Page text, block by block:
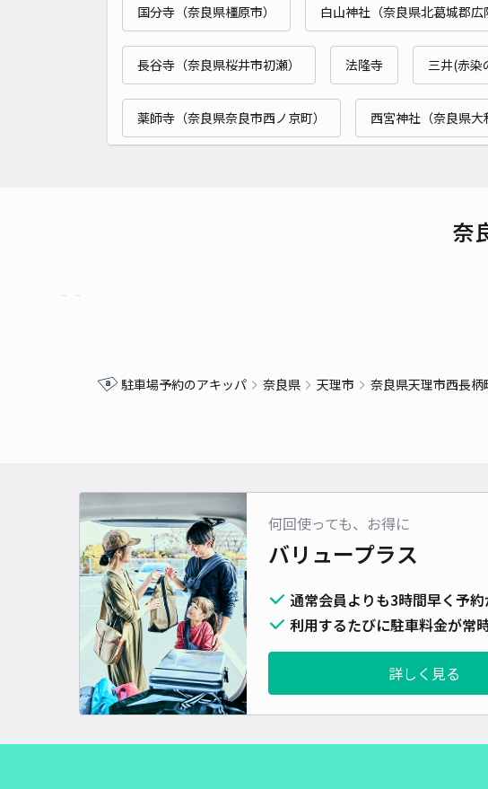
国分寺（奈良県橿原市） 白山神社（奈良県北葛城郡広
長谷寺（奈良県桜井市初瀬） 法隆寺 三井(赤染
薬師寺（奈良県奈良市西ノ京町） 西宮神社（奈良県大
奈
駐車場予約のアキッパ 奈良県 天理市 奈良県天理市西長柄
何回使っても、お得に
バリュープラス
通常会員よりも3時間早く予
利用するたびに駐車料金が常
詳しく見る